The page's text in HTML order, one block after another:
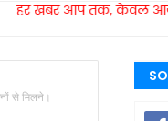
तक, केवल आजतक 24
से मिलने।